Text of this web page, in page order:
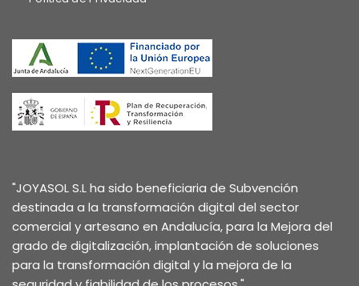
"JOYASOL S.L ha sido beneficiaria de Subvención
destinada a la transformación digital del sector
comercial y artesano en Andalucía, para la Mejora del
grado de digitalización, implantación de soluciones
para la transformación digital y la mejora de la